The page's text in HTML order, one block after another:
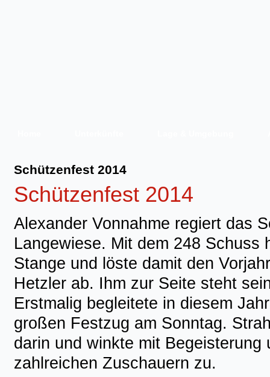
Schützenfest 2014
Schützenfest 2014
Alexander Vonnahme regiert das
Langewiese. Mit dem 248 Schuss
Stange und löste damit den
Hetzler ab. Ihm zur Seite steht
Erstmalig begleitete in diesem
großen Festzug am Sonntag.
darin und winkte mit Begeisterung
zahlreichen Zuschauern zu.